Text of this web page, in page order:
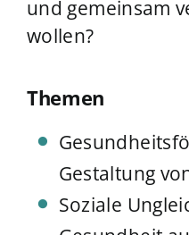
und gemeinsam
wollen?
Themen
Gestaltung
Soziale